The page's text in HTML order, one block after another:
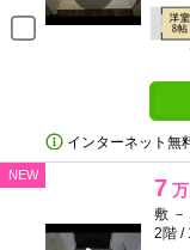
インターネット
NEW 7
敷 －
2階 /